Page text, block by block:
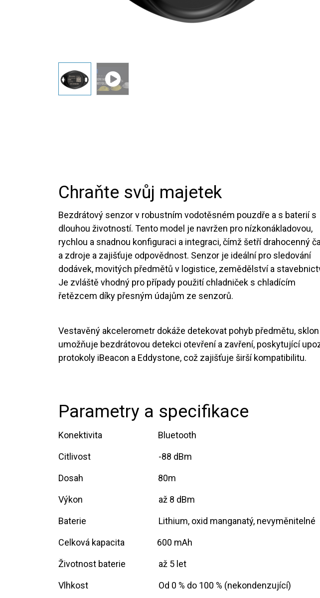
Chraňte svůj majetek
Bezdrátový senzor v robustním vodotěsném pouzdře a s baterií s
dlouhou životností. Tento model je navržen pro nízkonákladovou,
rychlou a snadnou konfiguraci a integraci, čímž šetří drahocenný
a zdroje a zajišťuje odpovědnost. Senzor je ideální pro sledování
dodávek, movitých předmětů v logistice, zemědělství a
Je zvláště vhodný pro případy použití chladniček s chladícím
řetězcem díky přesným údajům ze senzorů.
Vestavěný akcelerometr dokáže detekovat pohyb předmětu,
umožňuje bezdrátovou detekci otevření a zavření, poskytující
protokoly iBeacon a Eddystone, což zajišťuje širší kompatibilitu.
Parametry a specifikace
Konektivita ​Bluetooth
Citlivost ​-88 dBm
Dosah ​80m
Výkon ​až 8 dBm
Baterie ​Lithium, oxid manganatý, nevyměnitelné
Celková kapacita ​600 mAh
Životnost baterie ​až 5 let
Vlhkost ​Od 0 % do 100 % (nekondenzující)